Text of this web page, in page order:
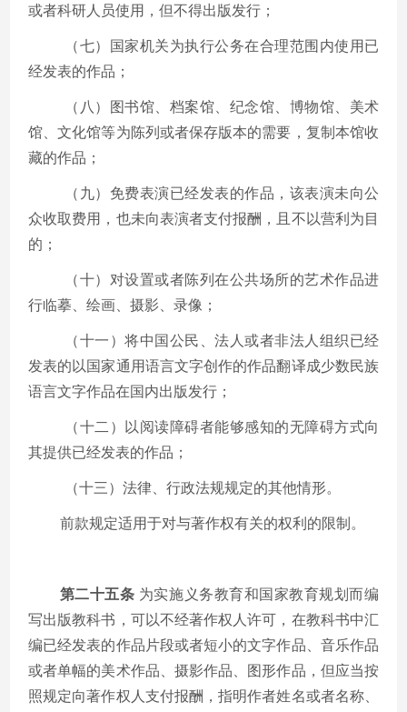
或者科研人员使用，但不得出版发行；
（七）国家机关为执行公务在合理范围内使用已
经发表的作品；
（八）图书馆、档案馆、纪念馆、博物馆、美术
馆、文化馆等为陈列或者保存版本的需要，复制本馆收
藏的作品；
（九）免费表演已经发表的作品，该表演未向公
众收取费用，也未向表演者支付报酬，且不以营利为目
的；
（十）对设置或者陈列在公共场所的艺术作品进
行临摹、绘画、摄影、录像；
（十一）将中国公民、法人或者非法人组织已经
发表的以国家通用语言文字创作的作品翻译成少数民族
语言文字作品在国内出版发行；
（十二）以阅读障碍者能够感知的无障碍方式向
其提供已经发表的作品；
（十三）法律、行政法规规定的其他情形。
前款规定适用于对与著作权有关的权利的限制。
第二十五条 为实施义务教育和国家教育规划而编
写出版教科书，可以不经著作权人许可，在教科书中汇
编已经发表的作品片段或者短小的文字作品、音乐作品
或者单幅的美术作品、摄影作品、图形作品，但应当按
照规定向著作权人支付报酬，指明作者姓名或者名称、